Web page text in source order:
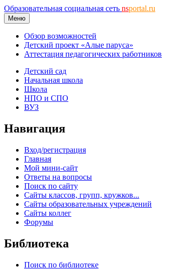
Образовательная социальная сеть nsportal.ru
Меню
Обзор возможностей
Детский проект «Алые паруса»
Аттестация педагогических работников
Детский сад
Начальная школа
Школа
НПО и СПО
ВУЗ
Навигация
Вход/регистрация
Главная
Мой мини-сайт
Ответы на вопросы
Поиск по сайту
Сайты классов, групп, кружков...
Сайты образовательных учреждений
Сайты коллег
Форумы
Библиотека
Поиск по библиотеке